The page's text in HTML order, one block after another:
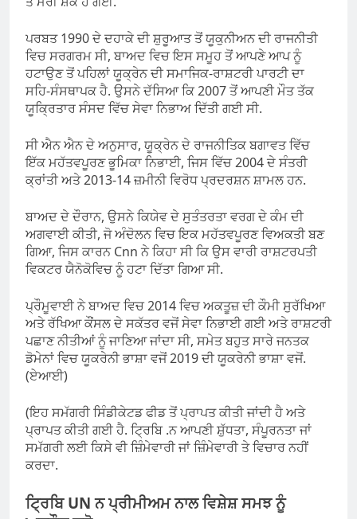
ਪਰਬਤ 1990 ਦੇ ਦਹਾਕੇ ਦੀ ਸ਼ੁਰੂਆਤ ਤੋਂ ਯੂਕੁਨੀਅਨ ਦੀ ਰਾਜਨੀਤੀ
ਵਿਚ ਸਰਗਰਮ ਸੀ, ਬਾਅਦ ਵਿਚ ਇਸ ਸਮੂਹ ਤੋਂ ਆਪਣੇ ਆਪ ਨੂੰ
ਹਟਾਉਣ ਤੋਂ ਪਹਿਲਾਂ ਯੂਕ੍ਰੇਨ ਦੀ ਸਮਾਜਿਕ-ਰਾਸ਼ਟਰੀ ਪਾਰਟੀ ਦਾ
ਸਹਿ-ਸੰਸਥਾਪਕ ਹੈ. ਉਸਨੇ ਦੱਸਿਆ ਕਿ 2007 ਤੋਂ ਆਪਣੀ ਮੌਤ ਤੱਕ
ਯੂਕ੍ਰਿਤਾਰ ਸੰਸਦ ਵਿੱਚ ਸੇਵਾ ਨਿਭਾਅ ਦਿੱਤੀ ਗਈ ਸੀ.
ਸੀ ਐਨ ਐਨ ਦੇ ਅਨੁਸਾਰ, ਯੂਕ੍ਰੇਨ ਦੇ ਰਾਜਨੀਤਿਕ ਬਗਾਵਤ ਵਿੱਚ
ਇੱਕ ਮਹੱਤਵਪੂਰਣ ਭੂਮਿਕਾ ਨਿਭਾਈ, ਜਿਸ ਵਿੱਚ 2004 ਦੇ ਸੰਤਰੀ
ਕ੍ਰਾਂਤੀ ਅਤੇ 2013-14 ਜ਼ਮੀਨੀ ਵਿਰੋਧ ਪ੍ਰਦਰਸ਼ਨ ਸ਼ਾਮਲ ਹਨ.
ਬਾਅਦ ਦੇ ਦੌਰਾਨ, ਉਸਨੇ ਕਿਯੇਵ ਦੇ ਸੁਤੰਤਰਤਾ ਵਰਗ ਦੇ ਕੰਮ ਦੀ
ਅਗਵਾਈ ਕੀਤੀ, ਜੋ ਅੰਦੋਲਨ ਵਿਚ ਇਕ ਮਹੱਤਵਪੂਰਣ ਵਿਅਕਤੀ ਬਣ
ਗਿਆ, ਜਿਸ ਕਾਰਨ Cnn ਨੇ ਕਿਹਾ ਸੀ ਕਿ ਉਸ ਵਾਰੀ ਰਾਸ਼ਟਰਪਤੀ
ਵਿਕਟਰ ਯੈਨੋਕੋਵਿਚ ਨੂੰ ਹਟਾ ਦਿੱਤਾ ਗਿਆ ਸੀ.
ਪ੍ਰੌਮੂਵਾਈ ਨੇ ਬਾਅਦ ਵਿਚ 2014 ਵਿਚ ਅਕਤੂਜ਼ ਦੀ ਕੌਮੀ ਸੁਰੱਖਿਆ
ਅਤੇ ਰੱਖਿਆ ਕੌਂਸਲ ਦੇ ਸਕੱਤਰ ਵਜੋਂ ਸੇਵਾ ਨਿਭਾਈ ਗਈ ਅਤੇ ਰਾਸ਼ਟਰੀ
ਪਛਾਣ ਨੀਤੀਆਂ ਨੂੰ ਜਾਣਿਆ ਜਾਂਦਾ ਸੀ, ਸਮੇਤ ਬਹੁਤ ਸਾਰੇ ਜਨਤਕ
ਡੋਮੇਨਾਂ ਵਿਚ ਯੂਕਰੇਨੀ ਭਾਸ਼ਾ ਵਜੋਂ 2019 ਦੀ ਯੂਕਰੇਨੀ ਭਾਸ਼ਾ ਵਜੋਂ.
(ਏਆਈ)
(ਇਹ ਸਮੱਗਰੀ ਸਿੰਡੀਕੇਟਡ ਫੀਡ ਤੋਂ ਪ੍ਰਾਪਤ ਕੀਤੀ ਜਾਂਦੀ ਹੈ ਅਤੇ
ਪ੍ਰਾਪਤ ਕੀਤੀ ਗਈ ਹੈ. ਟ੍ਰਿਬਿ .ਨ ਆਪਣੀ ਸ਼ੁੱਧਤਾ, ਸੰਪੂਰਨਤਾ ਜਾਂ
ਸਮੱਗਰੀ ਲਈ ਕਿਸੇ ਵੀ ਜ਼ਿੰਮੇਵਾਰੀ ਜਾਂ ਜ਼ਿੰਮੇਵਾਰੀ ਤੇ ਵਿਚਾਰ ਨਹੀਂ
ਕਰਦਾ.
ਟ੍ਰਿਬਿ UN ਨ ਪ੍ਰੀਮੀਅਮ ਨਾਲ ਵਿਸ਼ੇਸ਼ ਸਮਝ ਨੂੰ